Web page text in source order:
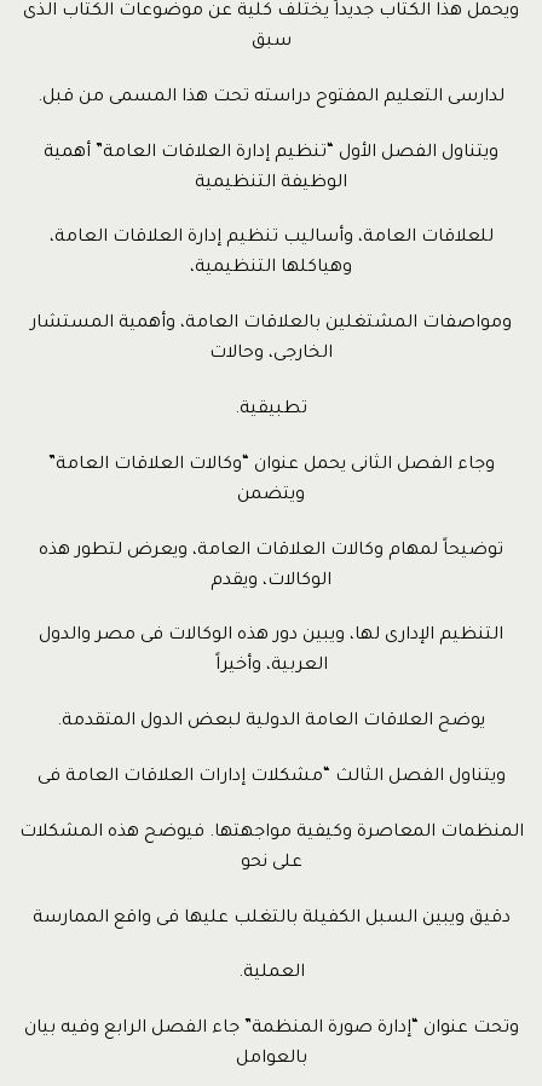
ويحمل هذا الكتاب جديداً يختلف كليةً عن موضوعات الكتاب الذى
سبق
لدارسى التعليم المفتوح دراسته تحت هذا المسمى من قبل.
ويتناول الفصل الأول “تنظيم إدارة العلاقات العامة” أهمية
الوظيفة التنظيمية
للعلاقات العامة، وأساليب تنظيم إدارة العلاقات العامة،
وهياكلها التنظيمية،
ومواصفات المشتغلين بالعلاقات العامة، وأهمية المستشار
الخارجى، وحالات
تطبيقية.
وجاء الفصل الثانى يحمل عنوان “وكالات العلاقات العامة”
ويتضمن
توضيحاً لمهام وكالات العلاقات العامة، ويعرض لتطور هذه
الوكالات، ويقدم
التنظيم الإدارى لها، ويبين دور هذه الوكالات فى مصر والدول
العربية، وأخيراً
يوضح العلاقات العامة الدولية لبعض الدول المتقدمة.
ويتناول الفصل الثالث “مشكلات إدارات العلاقات العامة فى
المنظمات المعاصرة وكيفية مواجهتها. فيوضح هذه المشكلات
على نحو
دقيق ويبين السبل الكفيلة بالتغلب عليها فى واقع الممارسة
العملية.
وتحت عنوان “إدارة صورة المنظمة” جاء الفصل الرابع وفيه بيان
بالعوامل